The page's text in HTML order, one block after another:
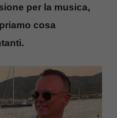
per la musica,
cosa